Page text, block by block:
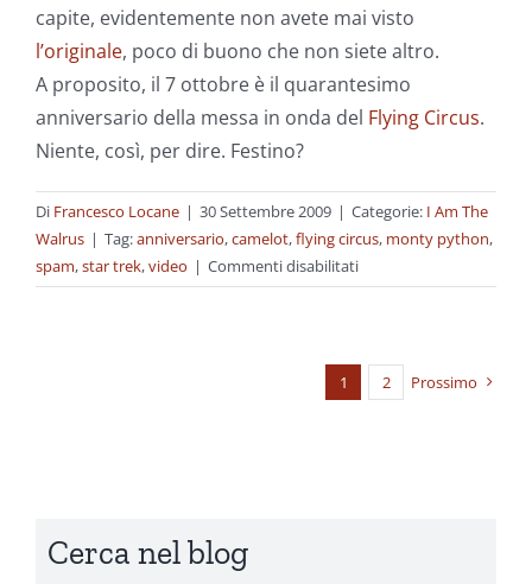
capite, evidentemente non avete mai visto
l’originale, poco di buono che non siete altro.
A proposito, il 7 ottobre è il quarantesimo
anniversario della messa in onda del Flying Circus.
Niente, così, per dire. Festino?
Di Francesco Locane | 30 Settembre 2009 | Categorie: I Am The
Walrus | Tag:anniversario,camelot,flying circus, monty python,
spam,star trek,video | Commenti disabilitatisu
Spam,
space
and
1 2 Prossimo
Cerca nel blog